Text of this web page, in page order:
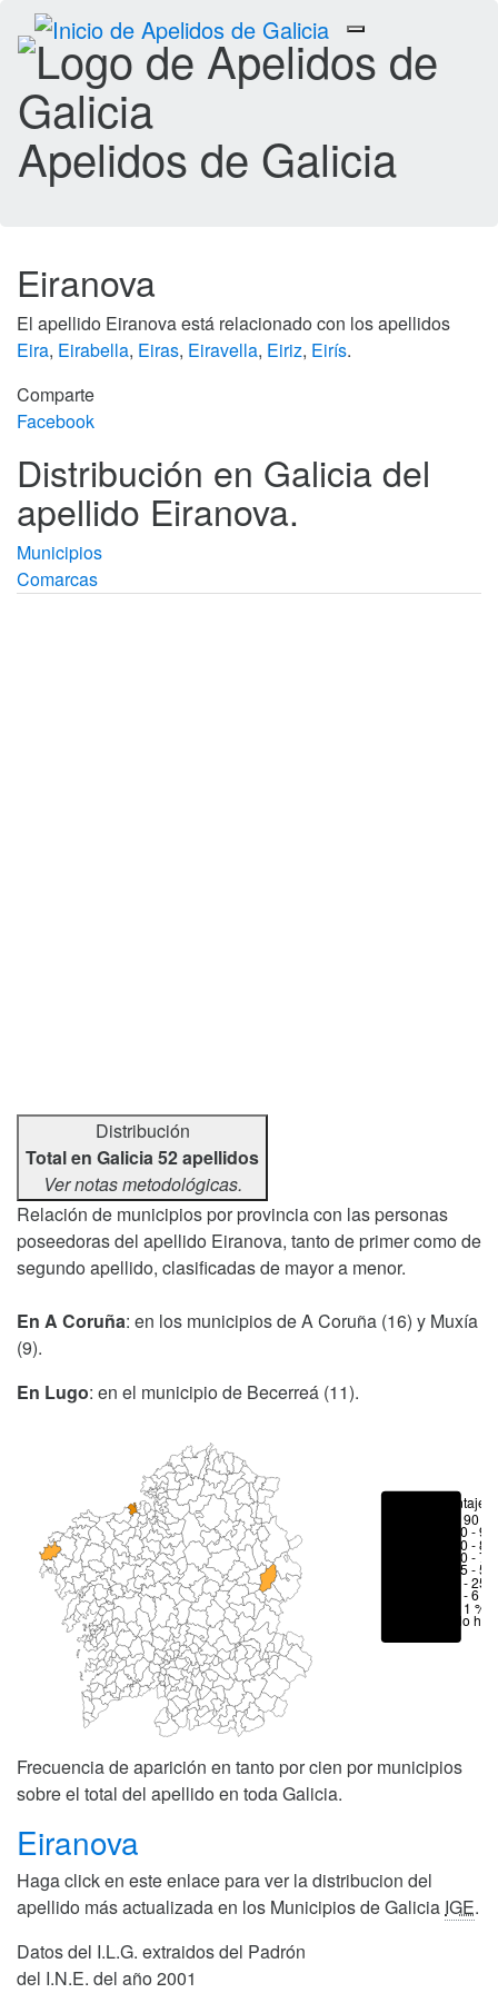
Toggle
navigation
Apelidos de Galicia
Eiranova
El apellido Eiranova está relacionado con los apellidos
Eira, Eirabella, Eiras, Eiravella, Eiriz, Eirís.
Comparte
Facebook
Distribución en Galicia del
apellido Eiranova.
Municipios
Comarcas
Distribución
Total en Galicia 52 apellidos
Ver notas metodológicas.
Relación de municipios por provincia con las personas
poseedoras del apellido Eiranova, tanto de primer como de
segundo apellido, clasificadas de mayor a menor.
En A Coruña: en los municipios de A Coruña (16) y Muxía
(9).
En Lugo: en el municipio de Becerreá (11).
Porcentajes
> 90 %
80 -
70 -
50 -
25 -
6 - 25
1 - 6 %
< 1 %
No hay
Frecuencia de aparición en tanto por cien por municipios
sobre el total del apellido en toda Galicia.
Eiranova
Haga click en este enlace para ver la distribucion del
apellido más actualizada en los Municipios de Galicia IGE.
Datos del I.L.G. extraidos del Padrón
del I.N.E. del año 2001